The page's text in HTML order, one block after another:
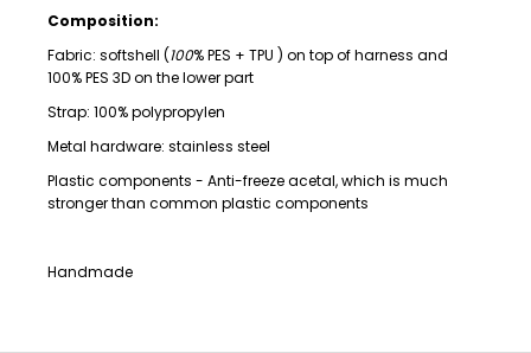
Composition:
Fabric: softshell (100% PES + TPU ) on top of harness and
100% PES 3D on the lower part
Strap: 100% polypropylen
Metal hardware: stainless steel
Plastic components - Anti-freeze acetal,which is much
stronger than common plastic components
Handmade